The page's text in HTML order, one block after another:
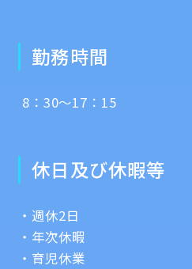
勤務時間
8：30～17：15
休日及び休暇等
・週休2日
・年次休暇
・育児休業